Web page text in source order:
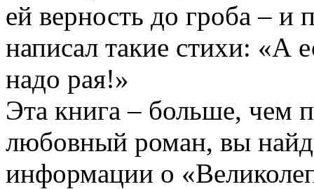
ей верность до гроба – и
написал такие стихи: «А
надо рая!»
Эта книга – больше, чем
любовный роман, вы
информации о